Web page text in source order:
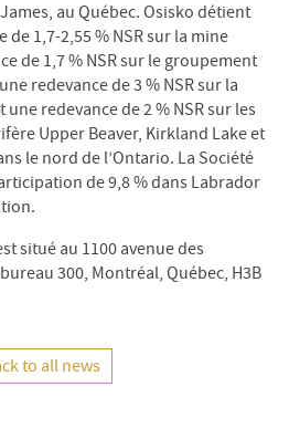
au Québec. Osisko détient
1,7-2,55 % NSR sur la mine
de 1,7 % NSR sur le groupement
redevance de 3 % NSR sur la
redevance de 2 % NSR sur les
Upper Beaver, Kirkland Lake et
le nord de l’Ontario. La Société
de 9,8 % dans Labrador
situé au 1100 avenue des
300, Montréal, Québec, H3B
to all news